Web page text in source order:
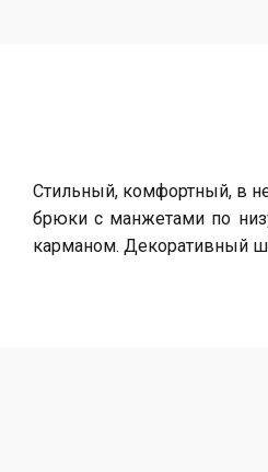
Стильный, комфортный, в
брюки с манжетами по
карманом. Декоративный